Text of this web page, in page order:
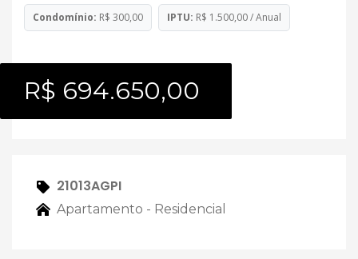
Condomínio: R$ 300,00 IPTU: R$ 1.500,00 / Anual
R$ 694.650,00
21013AGPI
Apartamento - Residencial